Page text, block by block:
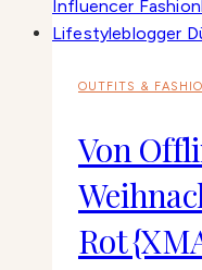
OUTFITS &
Von
Rot